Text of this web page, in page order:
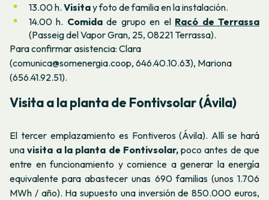
13.00 h. Visitay foto de familia en la instalación.
14.00 h. Comidade grupo en el Racó de Terrassa
(Passeig del Vapor Gran, 25, 08221 Terrassa).
Para confirmar asistencia: Clara
(comunica@somenergia.coop, 646.40.10.63), Mariona
(656.41.92.51).
Visita a la planta de Fontivsolar (Ávila)
El tercer emplazamiento es Fontiveros (Ávila). Allí se hará
unavisita a la planta de Fontivsolar,poco antes de que
entre en funcionamiento y comience a generar la energía
equivalente para abastecer unas 690 familias (unos 1.706
MWh / año). Ha supuesto una inversión de 850.000 euros,